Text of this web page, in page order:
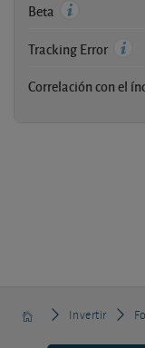
Beta
Tracking Error
Correlación con el
Invertir